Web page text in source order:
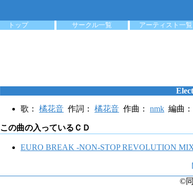
トップ
サークル一覧 アーティスト一覧
歌： 橘花音 作詞： 橘花音 作曲： nmk 編曲：
この曲の入っているＣＤ
EURO BREAK -NON-STOP REVOLUTION
©